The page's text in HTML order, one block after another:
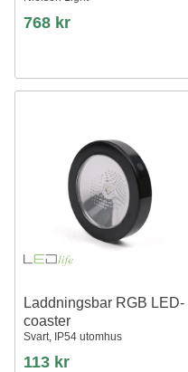
768 kr
Laddningsbar RGB LED-
coaster
Svart, IP54 utomhus
113 kr